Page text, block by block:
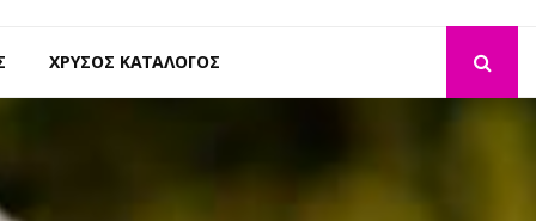
ΧΡΥΣΌΣ ΚΑΤΆΛΟΓΟΣ